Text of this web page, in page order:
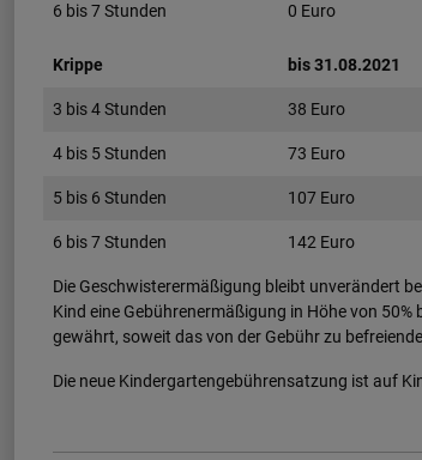
6 bis 7 Stunden 0 Euro
Krippe bis 31.08.2021
3 bis 4 Stunden 38 Euro
4 bis 5 Stunden 73 Euro
5 bis 6 Stunden 107 Euro
6 bis 7 Stunden 142 Euro
Die Geschwisterermäßigung bleibt unverändert
Kind eine Gebührenermäßigung in Höhe von
gewährt, soweit das von der Gebühr zu
Die neue Kindergartengebührensatzung ist auf